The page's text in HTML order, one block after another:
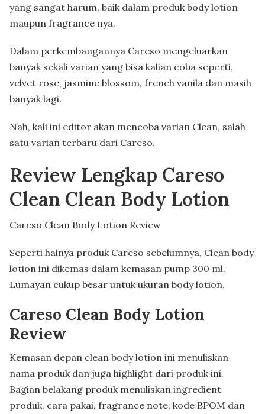
yang sangat harum, baik dalam produk body lotion
maupun fragrance nya.
Dalam perkembangannya Careso mengeluarkan
banyak sekali varian yang bisa kalian coba seperti,
velvet rose, jasmine blossom, french vanila dan masih
banyak lagi.
Nah, kali ini editor akan mencoba varian Clean, salah
satu varian terbaru dari Careso.
Review Lengkap Careso
Clean Clean Body Lotion
Careso Clean Body Lotion Review
Seperti halnya produk Careso sebelumnya, Clean body
lotion ini dikemas dalam kemasan pump 300 ml.
Lumayan cukup besar untuk ukuran body lotion.
Careso Clean Body Lotion
Review
Kemasan depan clean body lotion ini menuliskan
nama produk dan juga highlight dari produk ini.
Bagian belakang produk menuliskan ingredient
produk, cara pakai, fragrance note, kode BPOM dan